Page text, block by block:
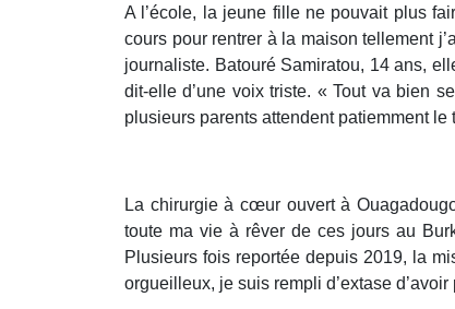
A l’école, la jeune fille ne pouvait plus
cours pour rentrer à la maison tellement
journaliste. Batouré Samiratou, 14 ans,
dit-elle d’une voix triste. « Tout va bien
plusieurs parents attendent patiemment le
La chirurgie à cœur ouvert à
toute ma vie à rêver de ces jours au
Plusieurs fois reportée depuis 2019, la
orgueilleux, je suis rempli d’extase